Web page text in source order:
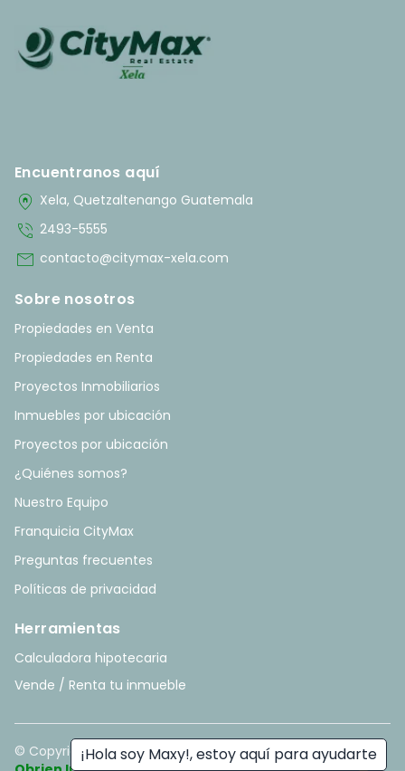
¡Hola soy Maxy!, estoy aquí para ayudarte
Encuentranos aquí
home_pin Xela, Quetzaltenango Guatemala
phone_in_talk 2493-5555
mail contacto@citymax-xela.com
Sobre nosotros
Propiedades en Venta
Propiedades en Renta
Proyectos Inmobiliarios
Inmuebles por ubicación
Proyectos por ubicación
¿Quiénes somos?
Nuestro Equipo
Franquicia CityMax
Preguntas frecuentes
Políticas de privacidad
Herramientas
Calculadora hipotecaria
Vende / Renta tu inmueble
© Copyright2026. All rights reserved. - Hecho con ❤️ por